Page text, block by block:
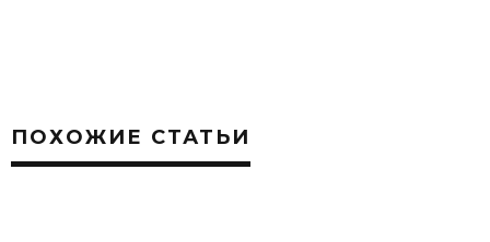
ПОХОЖИЕ СТАТЬИ